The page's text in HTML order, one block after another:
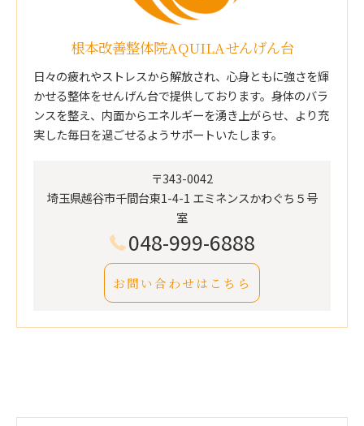
根本改善整体院AQUILAせんげん台
日々の疲れやストレスから解放され、心身ともに強さを輝
かせる整体をせんげん台で提供しております。身体のバラ
ンスを整え、内面からエネルギーを湧き上がらせ、より充
実した毎日を過ごせるようサポートいたします。
〒343-0042
埼玉県越谷市千間台東1-4-1 エミネンスかわぐち５号
室
048-999-6888
お問い合わせはこちら